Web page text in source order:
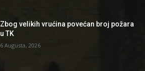
Zbog velikih vrućina povećan broj požara
u TK
6 Augusta, 2026